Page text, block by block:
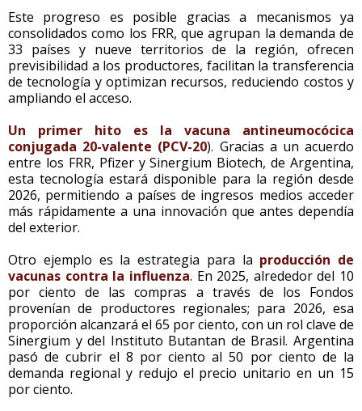
Este progreso es posible gracias a mecanismos ya
consolidados como los FRR, que agrupan la demanda de
33 países y nueve territorios de la región, ofrecen
previsibilidad a los productores, facilitan la transferencia
de tecnología y optimizan recursos, reduciendo costos y
ampliando el acceso.
Un primer hito es la vacuna antineumocócica
conjugada 20-valente (PCV-20). Gracias a un acuerdo
entre los FRR, Pfizer y Sinergium Biotech, de Argentina,
esta tecnología estará disponible para la región desde
2026, permitiendo a países de ingresos medios acceder
más rápidamente a una innovación que antes dependía
del exterior.
Otro ejemplo es la estrategia para la producción de
vacunas contra la influenza. En 2025, alrededor del 10
por ciento de las compras a través de los Fondos
provenían de productores regionales; para 2026, esa
proporción alcanzará el 65 por ciento, con un rol clave de
Sinergium y del Instituto Butantan de Brasil. Argentina
pasó de cubrir el 8 por ciento al 50 por ciento de la
demanda regional y redujo el precio unitario en un 15
por ciento.